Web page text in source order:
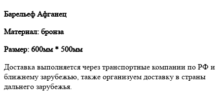
Барельеф Афганец
Материал: бронза
Размер: 600мм * 500мм
Доставка выполняется через транспортные компании по РФ и
ближнему зарубежью, также организуем доставку в страны
дальнего зарубежья.